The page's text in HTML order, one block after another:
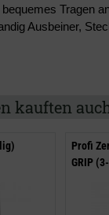
Tragen
Ausbeiner,
kauften
Profi
GRIP